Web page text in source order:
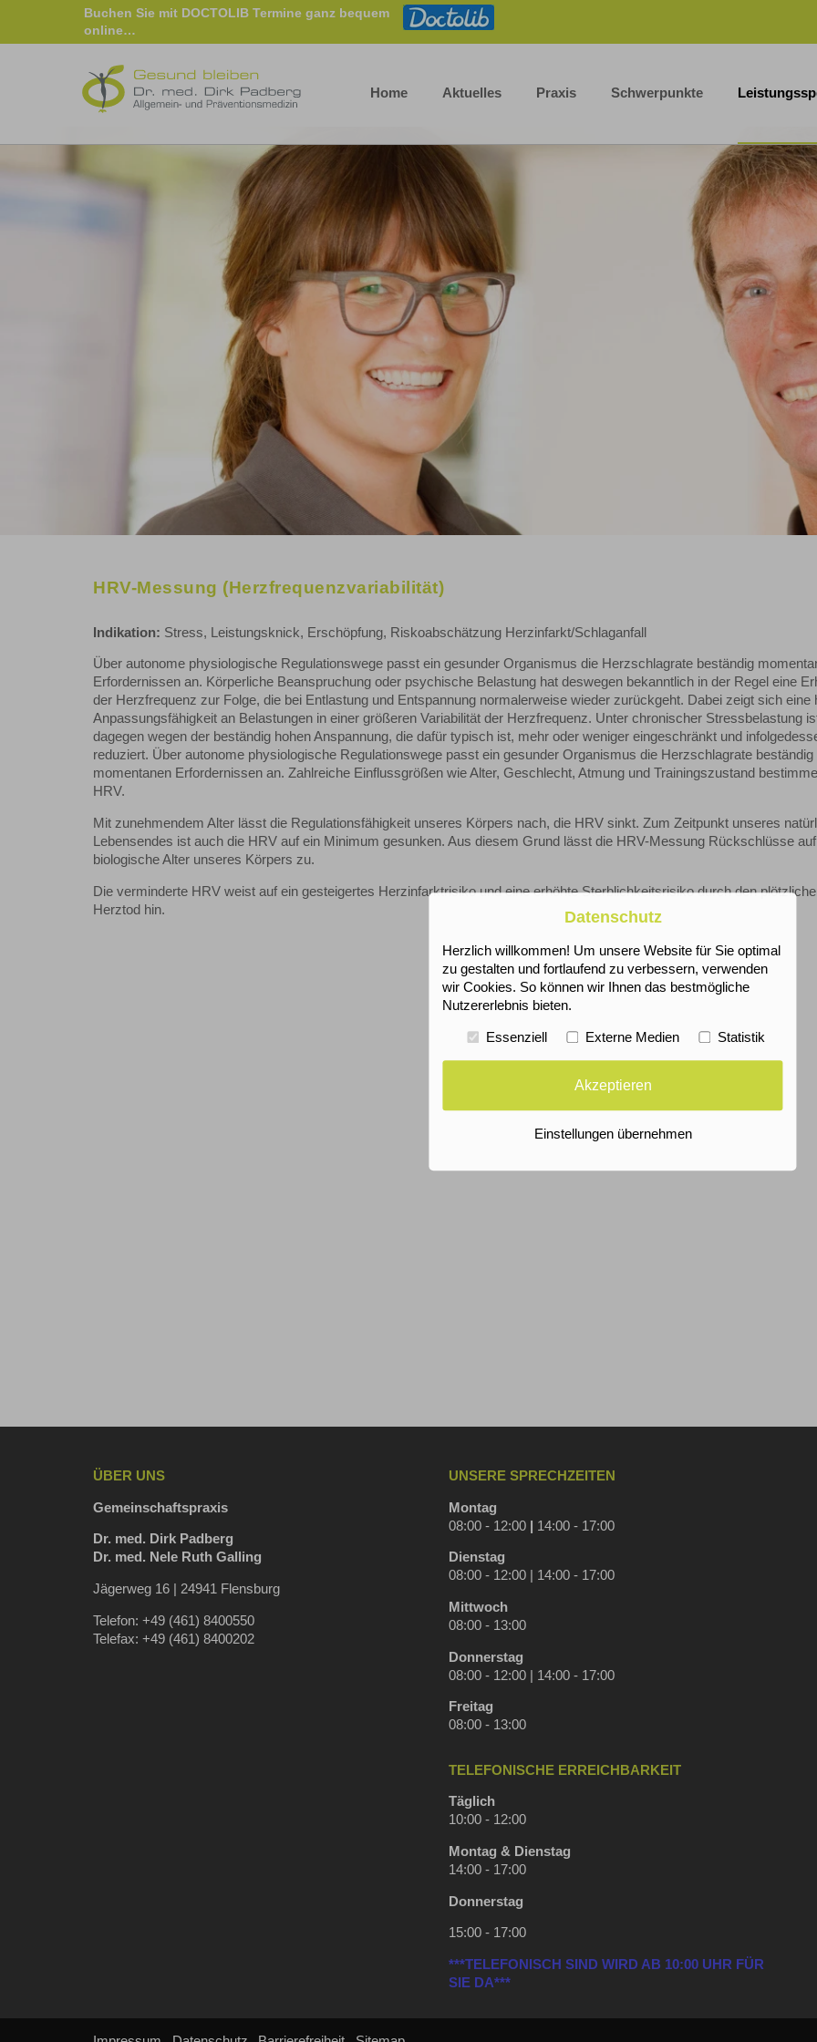
Buchen Sie mit DOCTOLIB Termine ganz bequem
online…
Home Aktuelles Praxis Schwerpunkte
HRV-Messung (Herzfrequenzvariabilität)
Indikation: Stress, Leistungsknick, Erschöpfung, Riskoabschätzung Herzinfarkt/Schlaganfall
Über autonome physiologische Regulationswege passt ein gesunder Organismus die Herzschlagrate beständig
Erfordernissen an. Körperliche Beanspruchung oder psychische Belastung hat deswegen bekanntlich in der Regel eine
der Herzfrequenz zur Folge, die bei Entlastung und Entspannung normalerweise wieder zurückgeht. Dabei zeigt sich eine
Anpassungsfähigkeit an Belastungen in einer größeren Variabilität der Herzfrequenz. Unter chronischer Stressbelastung
dagegen wegen der beständig hohen Anspannung, die dafür typisch ist, mehr oder weniger eingeschränkt und
reduziert. Über autonome physiologische Regulationswege passt ein gesunder Organismus die Herzschlagrate beständig
momentanen Erfordernissen an. Zahlreiche Einflussgrößen wie Alter, Geschlecht, Atmung und Trainingszustand
HRV.
Mit zunehmendem Alter lässt die Regulationsfähigkeit unseres Körpers nach, die HRV sinkt. Zum Zeitpunkt unseres
Lebensendes ist auch die HRV auf ein Minimum gesunken. Aus diesem Grund lässt die HRV-Messung Rückschlüsse
biologische Alter unseres Körpers zu.
Die verminderte HRV weist auf ein gesteigertes Herzinfarktrisiko und eine erhöhte Sterblichkeitsrisiko durch den
Herztod hin.
ÜBER UNS
Gemeinschaftspraxis
Dr. med. Dirk Padberg
Dr. med. Nele Ruth Galling
Jägerweg 16 | 24941 Flensburg
Telefon: +49 (461) 8400550
Telefax: +49 (461) 8400202
UNSERE SPRECHZEITEN
Montag
08:00 - 12:00
14:00 - 17:00
Dienstag
08:00 - 12:00 | 14:00 - 17:00
Mittwoch
08:00 - 13:00
Donnerstag
08:00 - 12:00 | 14:00 - 17:00
Freitag
08:00 - 13:00
TELEFONISCHE ERREICHBARKEIT
Täglich
10:00 - 12:00
Montag & Dienstag
14:00 - 17:00
Donnerstag
15:00 - 17:00
***TELEFONISCH SIND WIRD AB 10:00 UHR FÜR
SIE DA***
Datenschutz
Herzlich willkommen! Um unsere Website für Sie optimal
zu gestalten und fortlaufend zu verbessern, verwenden
wir Cookies. So können wir Ihnen das bestmögliche
Nutzererlebnis bieten.
Essenziell Externe Medien Statistik
Akzeptieren
Einstellungen übernehmen